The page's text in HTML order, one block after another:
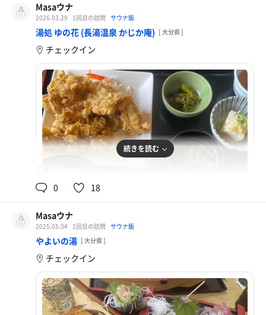
太一盛
Masaウナ
2026.03.29 1回目の訪問 サウナ飯
湯処 ゆの花 (長湯温泉 かじか庵) [ 大分県 ]
チェックイン
とり天御膳
続きを読む
0 18
Masaウナ
2025.05.04 1回目の訪問 サウナ飯
やよいの湯 [ 大分県 ]
チェックイン